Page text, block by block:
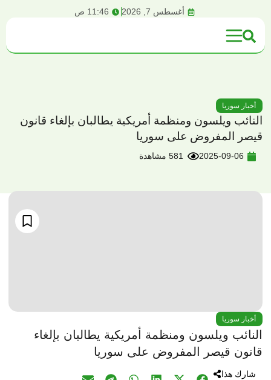
أغسطس 7, 2026 11:46 ص
أخبار سوريا
النائب ويلسون ومنظمة أمريكية يطالبان بإلغاء قانون
قيصر المفروض على سوريا
2025-09-06 581 مشاهدة
أخبار سوريا
النائب ويلسون ومنظمة أمريكية يطالبان بإلغاء
قانون قيصر المفروض على سوريا
شارك هذا